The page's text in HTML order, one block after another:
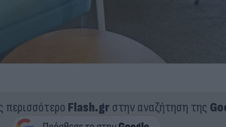
περισσότερο Flash.grστην αναζήτηση της